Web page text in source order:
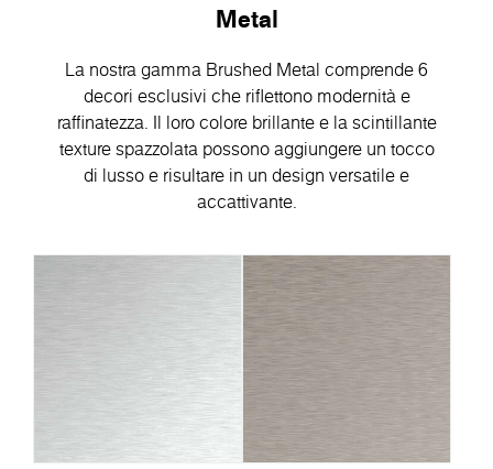
Metal
La nostra gamma Brushed Metal comprende 6
decori esclusivi che riflettono modernità e
raffinatezza. Il loro colore brillante e la scintillante
texture spazzolata possono aggiungere un tocco
di lusso e risultare in un design versatile e
accattivante.